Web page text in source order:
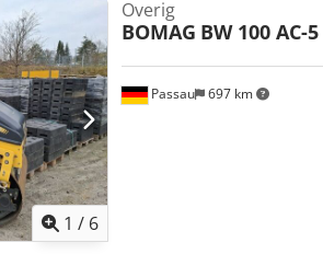
1 / 6
Passau 697 km
Overig
BOMAG BW 100 AC-5